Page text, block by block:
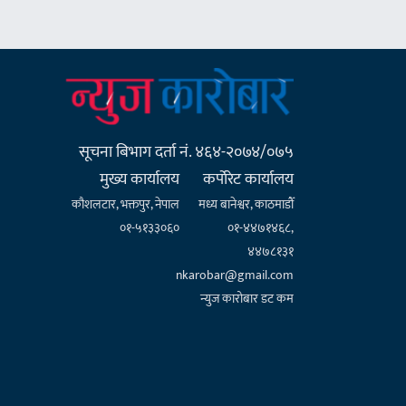
सूचना बिभाग दर्ता नं. ४६४-२०७४/०७५
मुख्य कार्यालय
कौशलटार, भक्तपुर, नेपाल
०१-५१३३०६०
कर्पाेरेट कार्यालय
मध्य बानेश्वर, काठमाडौँ
०१-४४७१४६८,
४४७८१३१
nkarobar@gmail.com
न्युज कारोबार डट कम